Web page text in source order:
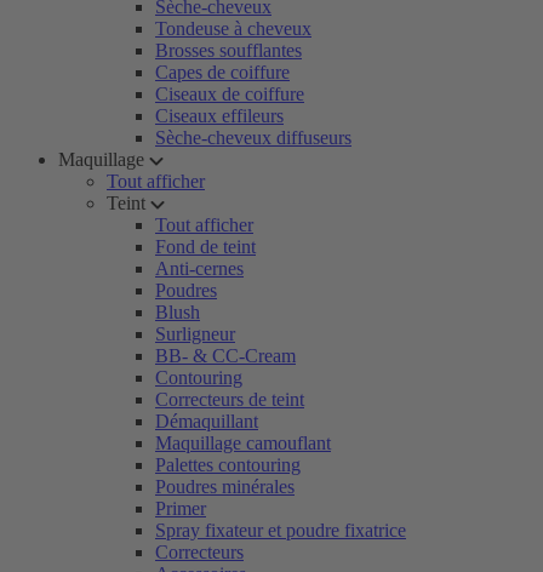
Sèche-cheveux
Tondeuse à cheveux
Brosses soufflantes
Capes de coiffure
Ciseaux de coiffure
Ciseaux effileurs
Sèche-cheveux diffuseurs
Maquillage
Tout afficher
Teint
Tout afficher
Fond de teint
Anti-cernes
Poudres
Blush
Surligneur
BB- & CC-Cream
Contouring
Correcteurs de teint
Démaquillant
Maquillage camouflant
Palettes contouring
Poudres minérales
Primer
Spray fixateur et poudre fixatrice
Correcteurs